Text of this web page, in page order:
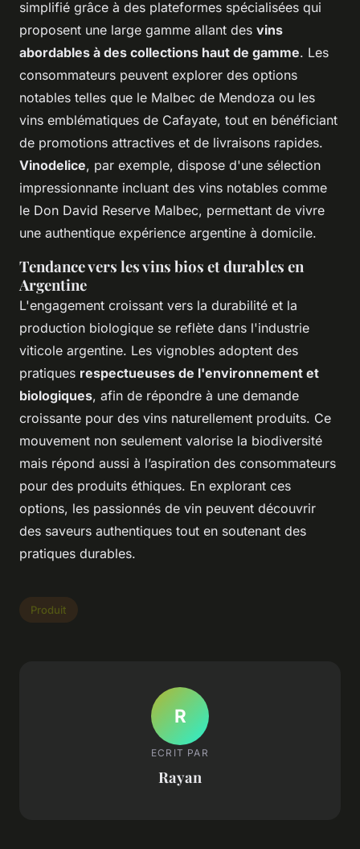
simplifié grâce à des plateformes spécialisées qui
proposent une large gamme allant des vins
abordables à des collections haut de gamme. Les
consommateurs peuvent explorer des options
notables telles que le Malbec de Mendoza ou les
vins emblématiques de Cafayate, tout en bénéficiant
de promotions attractives et de livraisons rapides.
Vinodelice, par exemple, dispose d'une sélection
impressionnante incluant des vins notables comme
le Don David Reserve Malbec, permettant de vivre
une authentique expérience argentine à domicile.
Tendance vers les vins bios et durables en
Argentine
L'engagement croissant vers la durabilité et la
production biologique se reflète dans l'industrie
viticole argentine. Les vignobles adoptent des
pratiques respectueuses de l'environnement et
biologiques, afin de répondre à une demande
croissante pour des vins naturellement produits. Ce
mouvement non seulement valorise la biodiversité
mais répond aussi à l’aspiration des consommateurs
pour des produits éthiques. En explorant ces
options, les passionnés de vin peuvent découvrir
des saveurs authentiques tout en soutenant des
pratiques durables.
Produit
R
ECRIT PAR
Rayan